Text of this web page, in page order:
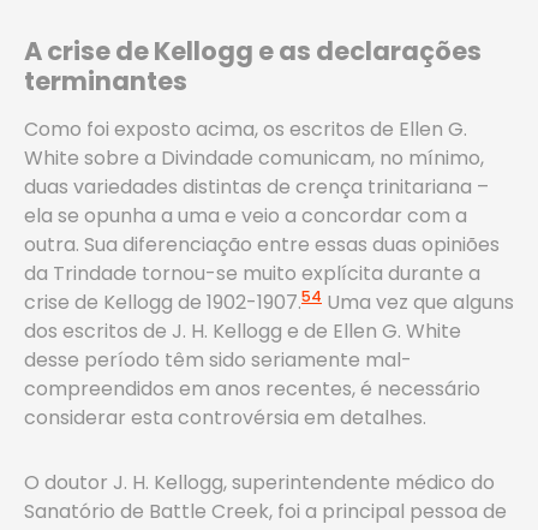
A crise de Kellogg e as declarações
terminantes
Como foi exposto acima, os escritos de Ellen G.
White sobre a Divindade comunicam, no mínimo,
duas variedades distintas de crença trinitariana –
ela se opunha a uma e veio a concordar com a
outra. Sua diferenciação entre essas duas opiniões
da Trindade tornou-se muito explícita durante a
crise de Kellogg de 1902-1907.54 Uma vez que alguns
dos escritos de J. H. Kellogg e de Ellen G. White
desse período têm sido seriamente mal-
compreendidos em anos recentes, é necessário
considerar esta controvérsia em detalhes.
O doutor J. H. Kellogg, superintendente médico do
Sanatório de Battle Creek, foi a principal pessoa de